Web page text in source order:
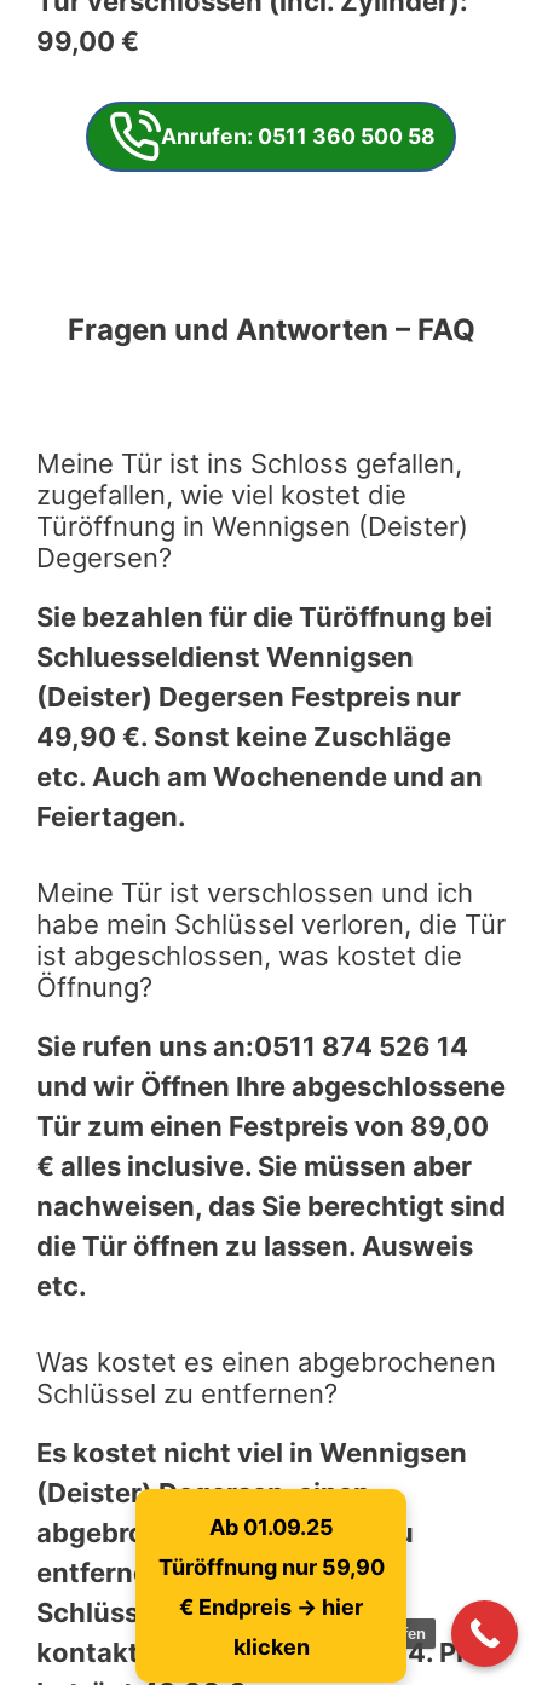
99,00 €
Anrufen: 0511 360 500 58
Fragen und Antworten – FAQ
Meine Tür ist ins Schloss gefallen,
zugefallen, wie viel kostet die
Türöffnung in Wennigsen (Deister)
Degersen?
Sie bezahlen für die Türöffnung bei
Schluesseldienst Wennigsen
(Deister) Degersen Festpreis nur
49,90 €. Sonst keine Zuschläge
etc. Auch am Wochenende und an
Feiertagen.
Meine Tür ist verschlossen und ich
habe mein Schlüssel verloren, die Tür
ist abgeschlossen, was kostet die
Öffnung?
Sie rufen uns an:0511 874 526 14
und wir Öffnen Ihre abgeschlossene
Tür zum einen Festpreis von 89,00
€ alles inclusive. Sie müssen aber
nachweisen, das Sie berechtigt sind
die Tür öffnen zu lassen. Ausweis
etc.
Was kostet es einen abgebrochenen
Schlüssel zu entfernen?
Es kostet nicht viel in Wennigsen
(Deister) Degersen, einen
abgebrochenen Schlüssel zu
entfernen. Es reicht unsere
Schlüsseldienst zu
kontaktieren.0511 874 526 14. Preis
jetzt anrufen
Ab 01.09.25
Türöffnung nur 59,90
€ Endpreis -> hier
klicken